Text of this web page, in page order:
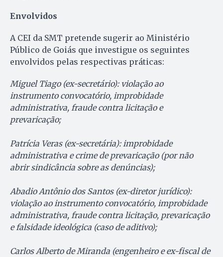
Envolvidos
A CEI da SMT pretende sugerir ao Ministério
Público de Goiás que investigue os seguintes
envolvidos pelas respectivas práticas:
Miguel Tiago (ex-secretário): violação ao
instrumento convocatório, improbidade
administrativa, fraude contra licitação e
prevaricação;
Patrícia Veras (ex-secretária): improbidade
administrativa e crime de prevaricação (por não
abrir sindicância sobre as denúncias);
Abadio Antônio dos Santos (ex-diretor jurídico):
violação ao instrumento convocatório, improbidade
administrativa, fraude contra licitação, prevaricação
e falsidade ideológica (caso de aditivo);
Carlos Alberto de Miranda (engenheiro e ex-fiscal de